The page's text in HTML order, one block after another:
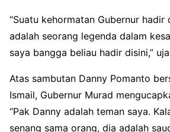
“Suatu kehormatan Gubernur hadir
adalah seorang legenda dalam
saya bangga beliau hadir disini,”
Atas sambutan Danny Pomanto
Ismail, Gubernur Murad
“Pak Danny adalah teman saya.
senang sama orang, dia adalah